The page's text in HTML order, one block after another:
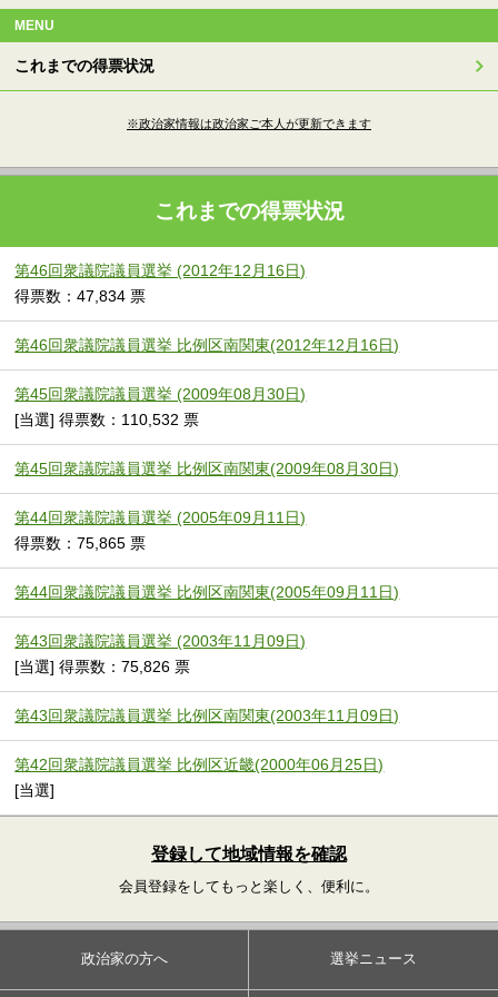
MENU
これまでの得票状況
※政治家情報は政治家ご本人が更新できます
これまでの得票状況
第46回衆議院議員選挙 (2012年12月16日)
得票数：47,834 票
第46回衆議院議員選挙 比例区南関東(2012年12月16日)
第45回衆議院議員選挙 (2009年08月30日)
[当選] 得票数：110,532 票
第45回衆議院議員選挙 比例区南関東(2009年08月30日)
第44回衆議院議員選挙 (2005年09月11日)
得票数：75,865 票
第44回衆議院議員選挙 比例区南関東(2005年09月11日)
第43回衆議院議員選挙 (2003年11月09日)
[当選] 得票数：75,826 票
第43回衆議院議員選挙 比例区南関東(2003年11月09日)
第42回衆議院議員選挙 比例区近畿(2000年06月25日)
[当選]
登録して地域情報を確認
会員登録をしてもっと楽しく、便利に。
政治家の方へ 選挙ニュース